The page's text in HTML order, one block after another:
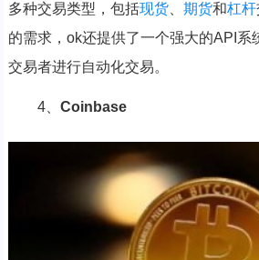
多种交易类型，包括现货、 期货和杠杆
的需求，ok还提供了一个强大的API系
交易者进行自动化交易。
4、 Coinbase